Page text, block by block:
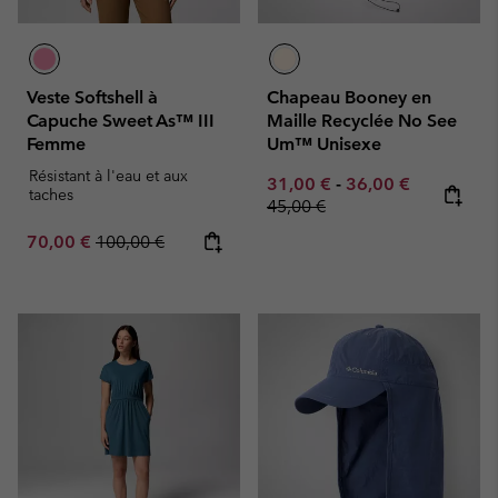
Veste Softshell à
Capuche Sweet As™ III
Femme
Résistant à l'eau et aux
taches
Sale price:
70,00 € Regular price:
100,00 €
Chapeau Booney en
Maille Recyclée No See
Um™ Unisexe
Minimum sale price:
31,00 € - Maximum sale
36,00 € Regular
45,00 €